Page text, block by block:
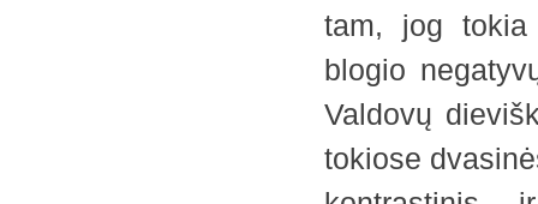
tam, jog
blogio
Valdovų
tokiose